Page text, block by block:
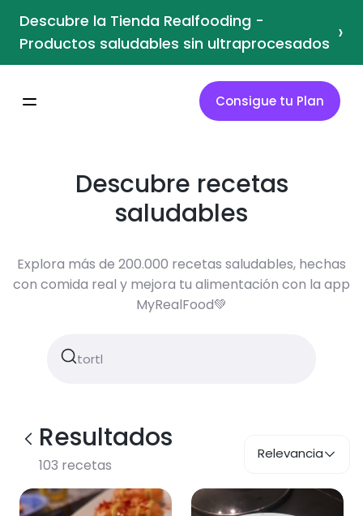
Descubre la Tienda Realfooding -
Productos saludables sin ultraprocesados ›
Consigue tu Plan
Descubre recetas
saludables
Explora más de 200.000 recetas saludables, hechas
con comida real y mejora tu alimentación con la app
MyRealFood💚
Resultados
103 recetas
Relevancia